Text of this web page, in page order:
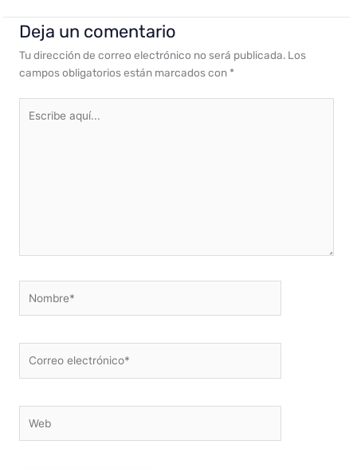
Deja un comentario
Tu dirección de correo electrónico no será publicada. Los
campos obligatorios están marcados con *
aquí...
electrónico*